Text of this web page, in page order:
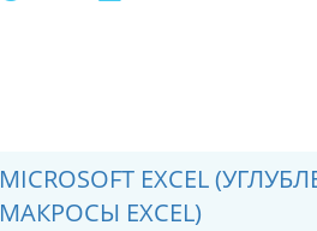
MICROSOFT EXCEL
МАКРОСЫ EXCEL)